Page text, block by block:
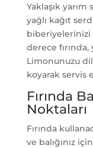
Yaklaşık
yağlı kağıt
biberiyelerinizi
derece
Limonunuzu
koyarak servis
Fırında
Noktaları
Fırında
ve balığınız